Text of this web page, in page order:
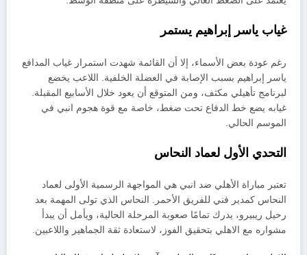
غياب ياسر إبراهيم يستمر
رغم عودة بعض الأسماء، إلا أن القائمة شهدت استمرار غياب المدافع
ياسر إبراهيم بسبب الإصابة في العضلة الخلفية. اللاعب يخضع
لبرنامج تأهيلي مكثف، ومن المتوقع أن يعود خلال الأسابيع المقبلة.
غيابه يضع خط الدفاع تحت ضغط، خاصة مع قوة هجوم انبي في
الموسم الحالي.
التحدي الأول لعماد النحاس
تعتبر مباراة الأهلي ضد انبي هي المواجهة الرسمية الأولى لعماد
النحاس كمدير فني للفريق الأحمر. النحاس الذي تولى المهمة بعد
رحيل ريبيرو، يدرك تمامًا صعوبة المرحلة الحالية، ويأمل أن يبدأ
مشواره مع الاهلي بتحقيق الفوز، لاستعادة ثقة الجماهير واللاعبين.